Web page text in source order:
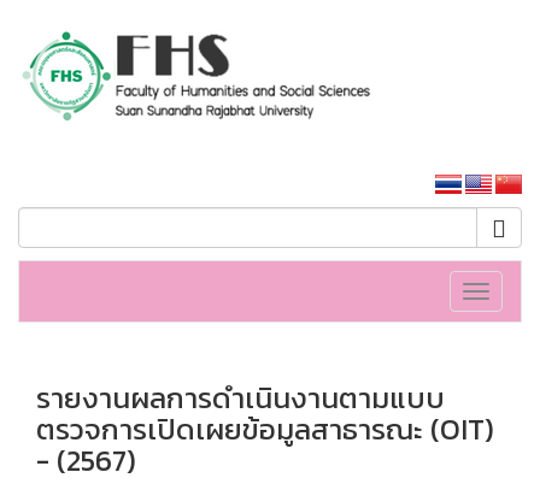
Toggle
รายงานผลการดำเนินงานตามแบบ
ตรวจการเปิดเผยข้อมูลสาธารณะ (OIT)
- (2567)